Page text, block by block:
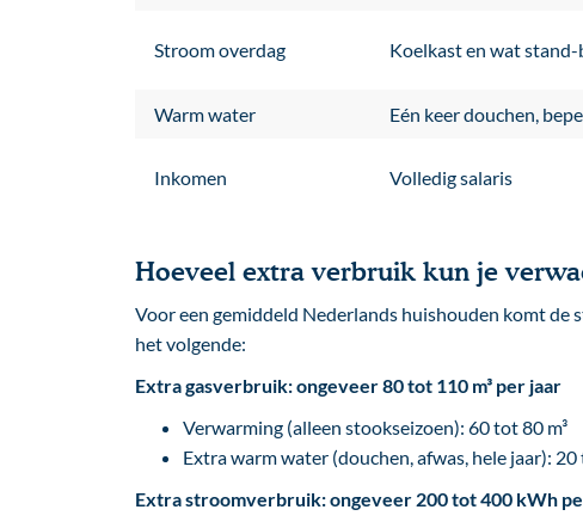
Stroom overdag Koelkast en wat stand-
Warm water Eén keer douchen,
Inkomen Volledig salaris
Hoeveel extra verbruik kun je
Voor een gemiddeld Nederlands huishouden komt de
het volgende:
Extra gasverbruik: ongeveer 80 tot 110 m³ per jaar
Verwarming (alleen stookseizoen): 60 tot 80 m³
Extra warm water (douchen, afwas, hele jaar): 20
Extra stroomverbruik: ongeveer 200 tot 400 kWh